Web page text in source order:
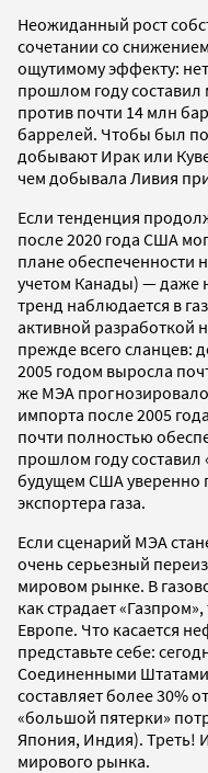
Неожиданный рост
сочетании со
ощутимому эффекту:
прошлом году
против почти 14 млн
баррелей. Чтобы был
добывают Ирак или
чем добывала Ливия
Если тенденция
после 2020 года США
плане обеспеченности
учетом Канады) — даже
тренд наблюдается в
активной разработкой
прежде всего сланцев:
2005 годом выросла
же МЭА
импорта после 2005
почти полностью
прошлом году составил
будущем США уверенно
экспортера газа.
Если сценарий МЭА
очень серьезный
мировом рынке. В
как страдает
Европе. Что касается
представьте себе:
Соединенными Штатами
составляет более 30%
«большой пятерки»
Япония, Индия). Треть!
мирового рынка.